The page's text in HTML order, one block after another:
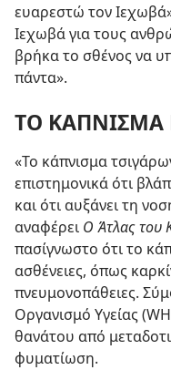
ευαρεστώ τον
Ιεχωβά για τους
βρήκα το σθένος να
πάντα».
ΤΟ ΚΑΠΝΙΣΜΑ
«Το κάπνισμα
επιστημονικά ότι
και ότι αυξάνει τη
αναφέρει Ο Άτλας του
πασίγνωστο ότι το
ασθένειες, όπως
πνευμονοπάθειες.
Οργανισμό Υγείας
θανάτου από
φυματίωση.